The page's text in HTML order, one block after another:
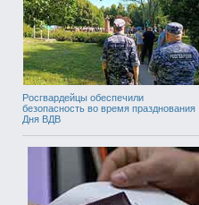
Росгвардейцы обеспечили
безопасность во время празднования
Дня ВДВ